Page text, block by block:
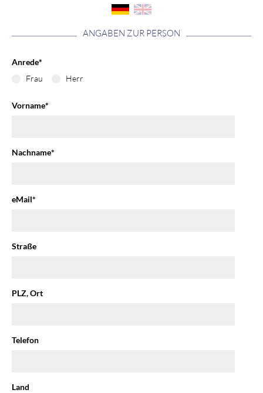
ANGABEN ZUR PERSON
Anrede*
Frau
Herr
Vorname*
Nachname*
eMail*
Straße
PLZ, Ort
Telefon
Land